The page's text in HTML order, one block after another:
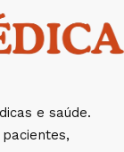
e saúde.